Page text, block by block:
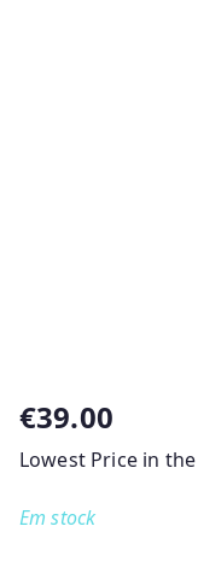
€39.00
Lowest Price in
Em stock